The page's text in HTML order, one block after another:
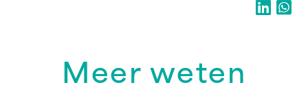
Meer weten